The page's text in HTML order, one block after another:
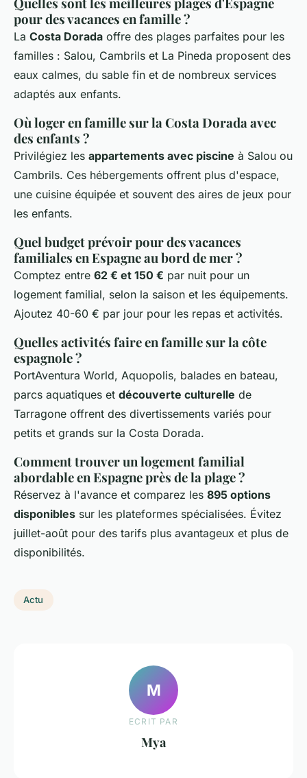
pour des vacances en famille ?
La Costa Dorada offre des plages parfaites pour les
familles : Salou, Cambrils et La Pineda proposent des
eaux calmes, du sable fin et de nombreux services
adaptés aux enfants.
Où loger en famille sur la Costa Dorada avec
des enfants ?
Privilégiez les appartements avec piscine à Salou ou
Cambrils. Ces hébergements offrent plus d'espace,
une cuisine équipée et souvent des aires de jeux pour
les enfants.
Quel budget prévoir pour des vacances
familiales en Espagne au bord de mer ?
Comptez entre 62 € et 150 € par nuit pour un
logement familial, selon la saison et les équipements.
Ajoutez 40-60 € par jour pour les repas et activités.
Quelles activités faire en famille sur la côte
espagnole ?
PortAventura World, Aquopolis, balades en bateau,
parcs aquatiques et découverte culturelle de
Tarragone offrent des divertissements variés pour
petits et grands sur la Costa Dorada.
Comment trouver un logement familial
abordable en Espagne près de la plage ?
Réservez à l'avance et comparez les 895 options
disponibles sur les plateformes spécialisées. Évitez
juillet-août pour des tarifs plus avantageux et plus de
disponibilités.
Actu
M
ECRIT PAR
Mya